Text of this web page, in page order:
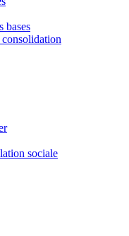
bases
sociale